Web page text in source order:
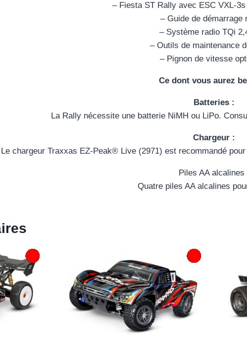
– Fiesta ST Rally avec ESC VXL-
– Guide de démarrage
– Système radio TQi
– Outils de maintenance
– Pignon de vitesse
Ce dont vous aurez
Batteries :
La Rally nécessite une batterie NiMH ou LiPo.
Chargeur :
Le chargeur Traxxas EZ-Peak® Live (2971) est recommandé
Piles AA alcalines
Quatre piles AA alcalines